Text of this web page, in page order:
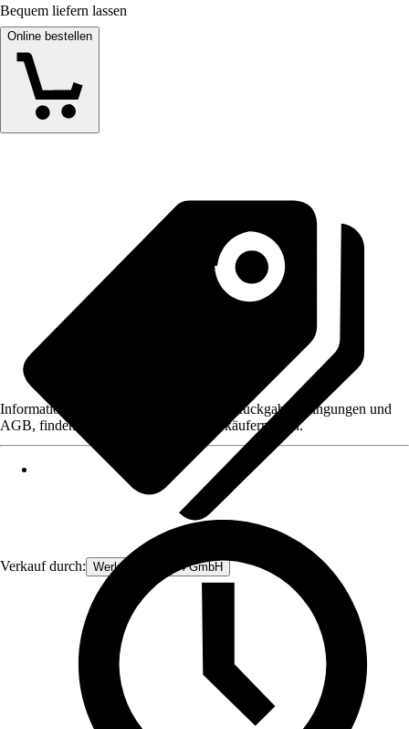
Bequem liefern lassen
Online bestellen
Verkauf durch: Werkzeugstore24 GmbH
Informationen des Verkäufers, wie z. B. Rückgabebedingungen und
AGB, finden Sie bei Klick auf den Verkäufernamen.